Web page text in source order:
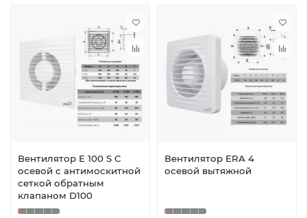
Вентилятор E 100 S C
осевой с антимоскитной
сеткой обратным
клапаном D100
Вентилятор ERA 4
осевой вытяжной